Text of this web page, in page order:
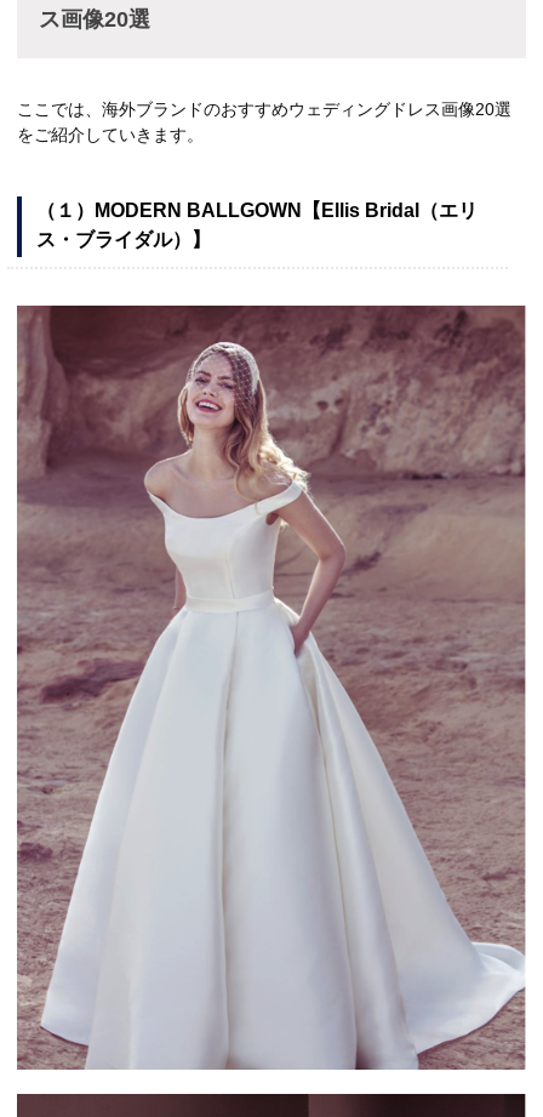
ス画像20選
ここでは、海外ブランドのおすすめウェディングドレス画像20選
をご紹介していきます。
（１）MODERN BALLGOWN【Ellis Bridal（エリ
ス・ブライダル）】